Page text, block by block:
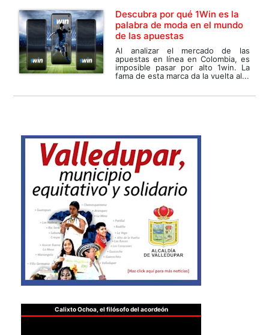
Descubra por qué 1Win es la
palabra de moda en el mundo
de las apuestas
Al analizar el mercado de las
apuestas en línea en Colombia, es
imposible pasar por alto 1win. La
fama de esta marca da la vuelta al...
Calixto Ochoa, el filósofo del acordeón